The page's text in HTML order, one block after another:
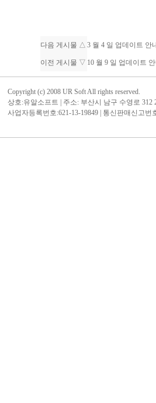
다음 게시물 △ 3 월 4 일 업데이트 안
이전 게시물 ▽ 10 월 9 일 업데이트
Copyright (c) 2008 UR Soft All rights reserved.
상호:유알소프트 | 주소: 부산시 남구 수영로 312
사업자등록번호:621-13-19849 | 통신판매신고번